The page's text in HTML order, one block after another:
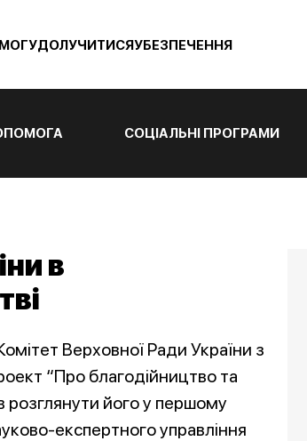
ДОЛУЧИТИСЯУБЕЗПЕЧЕННЯ
СОЦІАЛЬНІ ПРОГРАМИ
в
Верховної Ради України з
“Про благодійництво та
розглянути його у першому
експертного управління